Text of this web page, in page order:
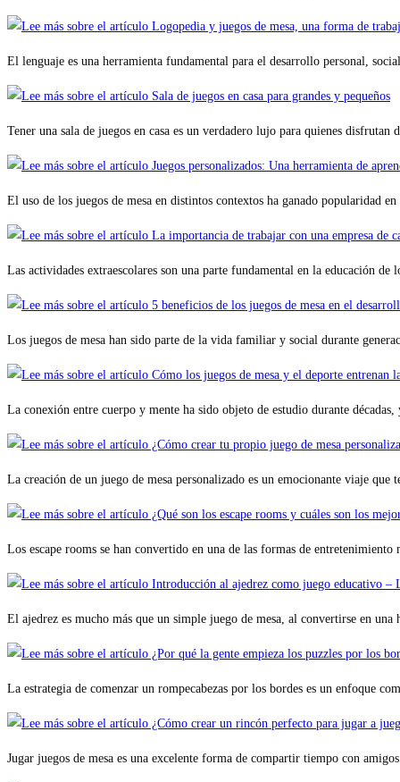
El lenguaje es una herramienta fundamental para el desarrollo personal,
Tener una sala de juegos en casa es un verdadero lujo para quienes
El uso de los juegos de mesa en distintos contextos ha ganado popularidad
Las actividades extraescolares son una parte fundamental en la educación
Los juegos de mesa han sido parte de la vida familiar y social durante
La conexión entre cuerpo y mente ha sido objeto de estudio durante
La creación de un juego de mesa personalizado es un emocionante viaje
Los escape rooms se han convertido en una de las formas de
El ajedrez es mucho más que un simple juego de mesa, al convertirse en
La estrategia de comenzar un rompecabezas por los bordes es un enfoque
Jugar juegos de mesa es una excelente forma de compartir tiempo con